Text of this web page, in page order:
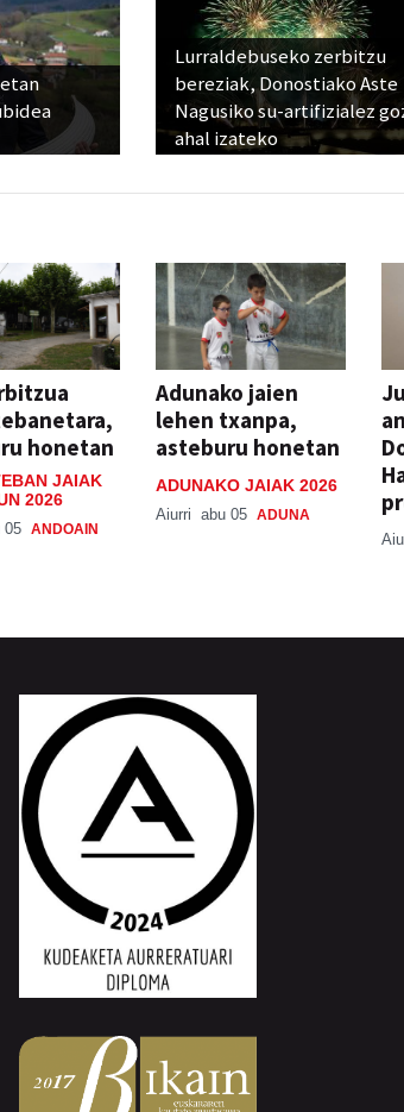
Lurraldebuseko zerbitzu
bereziak, Donostiako Aste
Nagusiko su-artifizialez
ahal izateko
honetan
JAIAK
2026
05 ANDOAIN
Adunako jaien
lehen txanpa,
asteburu honetan
ADUNAKO JAIAK 2026
Aiurri abu 05 ADUNA